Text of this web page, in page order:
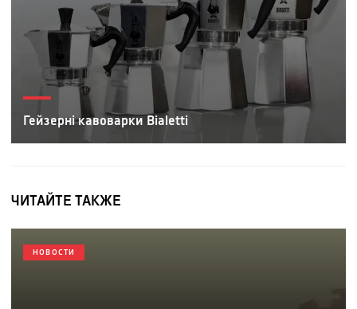
Гейзерні кавоварки Bialetti
ЧИТАЙТЕ ТАКЖЕ
НОВОСТИ